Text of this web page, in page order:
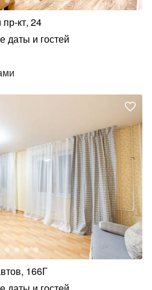
кт, 24
даты и гостей
166Г